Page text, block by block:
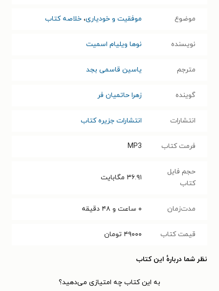
موضوع موفقیت و خودیاری، خلاصه کتاب
نویسنده نوها ویلیام اسمیت
مترجم یاسین قاسمی بجد
گوینده زهرا حاتمیان فر
انتشارات انتشارات جزیره کتاب
فرمت کتاب MP3
حجم فایل
کتاب
۳۶.۹۱ مگابایت
مدت‌زمان ۰ ساعت و ۴۸ دقیقه
قیمت کتاب ۴۹۰۰۰ تومان
نظر شما دربارهٔ این کتاب
به این کتاب چه امتیازی می‌دهید؟